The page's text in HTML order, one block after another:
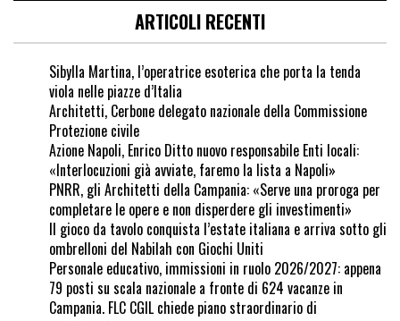
ARTICOLI RECENTI
Sibylla Martina, l’operatrice esoterica che porta la tenda
viola nelle piazze d’Italia
Architetti, Cerbone delegato nazionale della Commissione
Protezione civile
Azione Napoli, Enrico Ditto nuovo responsabile Enti locali:
«Interlocuzioni già avviate, faremo la lista a Napoli»
PNRR, gli Architetti della Campania: «Serve una proroga per
completare le opere e non disperdere gli investimenti»
Il gioco da tavolo conquista l’estate italiana e arriva sotto gli
ombrelloni del Nabilah con Giochi Uniti
Personale educativo, immissioni in ruolo 2026/2027: appena
79 posti su scala nazionale a fronte di 624 vacanze in
Campania. FLC CGIL chiede piano straordinario di